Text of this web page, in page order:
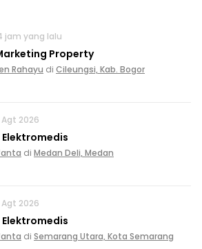
jam yang lalu
Property
Rahayu di Cileungsi, Kab. Bogor
Agt 2026
Elektromedis
di Medan Deli, Medan
Agt 2026
Elektromedis
di Semarang Utara, Kota Semarang